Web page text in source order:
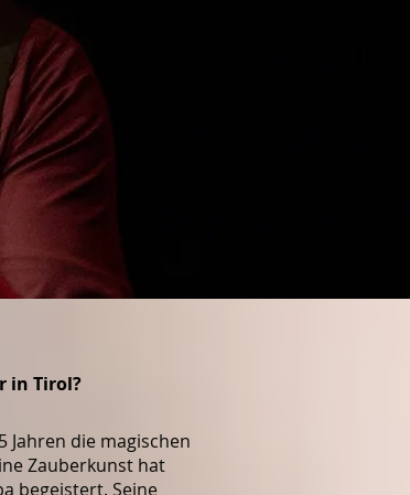
in Tirol?
Jahren die magischen
Zauberkunst hat
begeistert. Seine